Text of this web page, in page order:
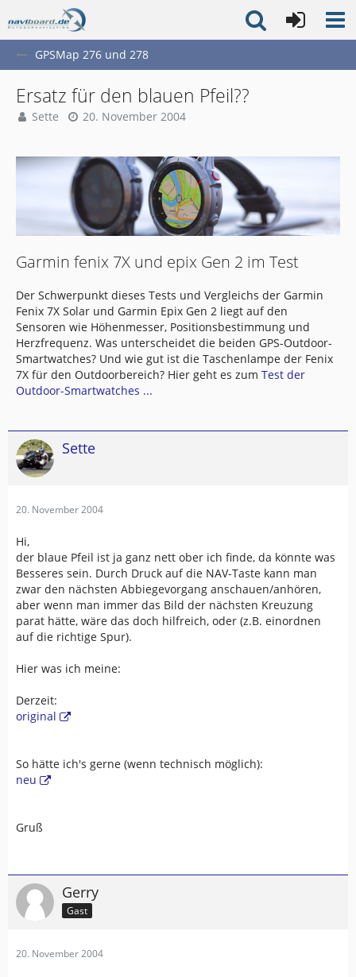
GPSMap 276 und 278
Ersatz für den blauen Pfeil??
Sette 20. November 2004
Garmin fenix 7X und epix Gen 2 im Test
Der Schwerpunkt dieses Tests und Vergleichs der Garmin
Fenix 7X Solar und Garmin Epix Gen 2 liegt auf den
Sensoren wie Höhenmesser, Positionsbestimmung und
Herzfrequenz. Was unterscheidet die beiden GPS-Outdoor-
Smartwatches? Und wie gut ist die Taschenlampe der Fenix
7X für den Outdoorbereich? Hier geht es zum Test der
Outdoor-Smartwatches ...
Sette
20. November 2004
Hi,
der blaue Pfeil ist ja ganz nett ober ich finde, da könnte was
Besseres sein. Durch Druck auf die NAV-Taste kann man
zwar den nächsten Abbiegevorgang anschauen/anhören,
aber wenn man immer das Bild der nächsten Kreuzung
parat hätte, wäre das doch hilfreich, oder (z.B. einordnen
auf die richtige Spur).
Hier was ich meine:
Derzeit:
original
So hätte ich's gerne (wenn technisch möglich):
neu
Gruß
Gerry
Gast
20. November 2004